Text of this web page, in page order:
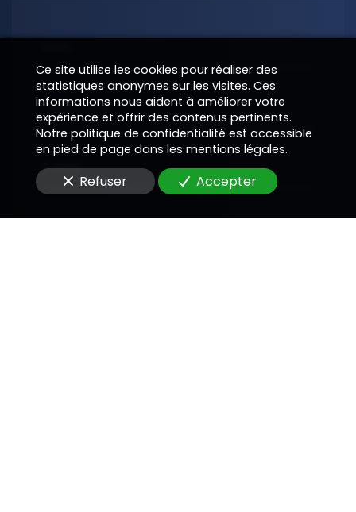
Téléphone
E-Mail
Ce site utilise les cookies pour réaliser des
statistiques anonymes sur les visites. Ces
informations nous aident à améliorer votre
expérience et offrir des contenus pertinents.
Notre politique de confidentialité est accessible
en pied de page dans les mentions légales.
Refuser Accepter